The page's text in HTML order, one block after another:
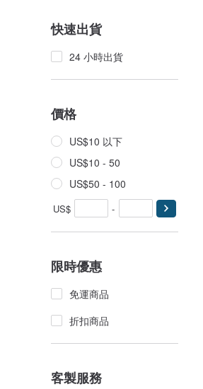
快速出貨
24 小時出貨
價格
US$10 以下
US$10 - 50
US$50 - 100
US$ -
限時優惠
免運商品
折扣商品
客製服務